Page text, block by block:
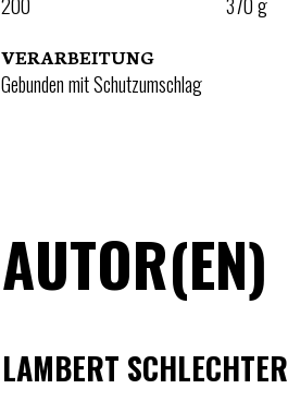
VERARBEITUNG
Gebunden mit Schutzumschlag
AUTOR(EN)
LAMBERT SCHLECHTER